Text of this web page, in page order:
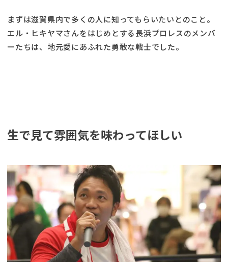
まずは滋賀県内で多くの人に知ってもらいたいとのこと。
エル・ヒキヤマさんをはじめとする長浜プロレスのメンバ
ーたちは、地元愛にあふれた勇敢な戦士でした。
生で見て雰囲気を味わってほしい